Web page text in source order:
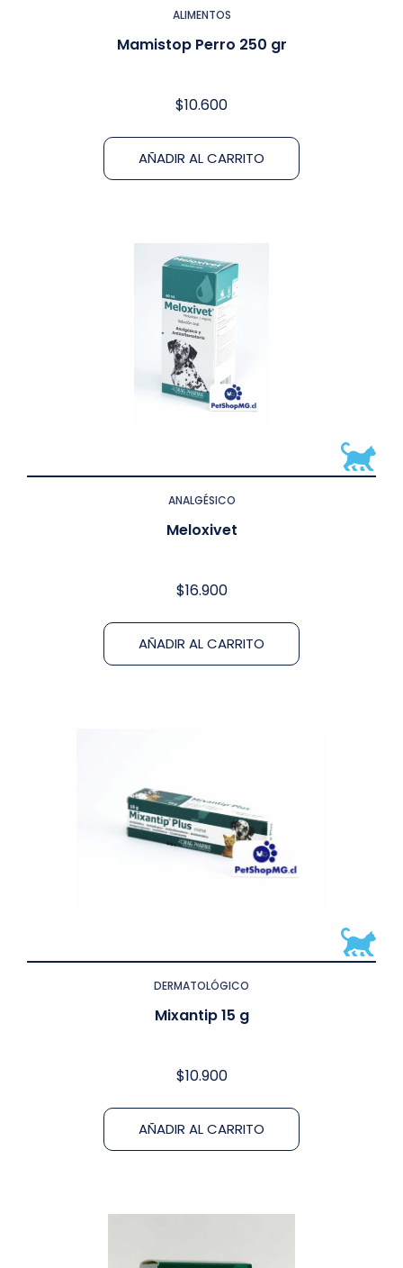
ALIMENTOS
Mamistop Perro 250 gr
$10.600
AÑADIR AL CARRITO
ANALGÉSICO
Meloxivet
$16.900
AÑADIR AL CARRITO
DERMATOLÓGICO
Mixantip 15 g
$10.900
AÑADIR AL CARRITO